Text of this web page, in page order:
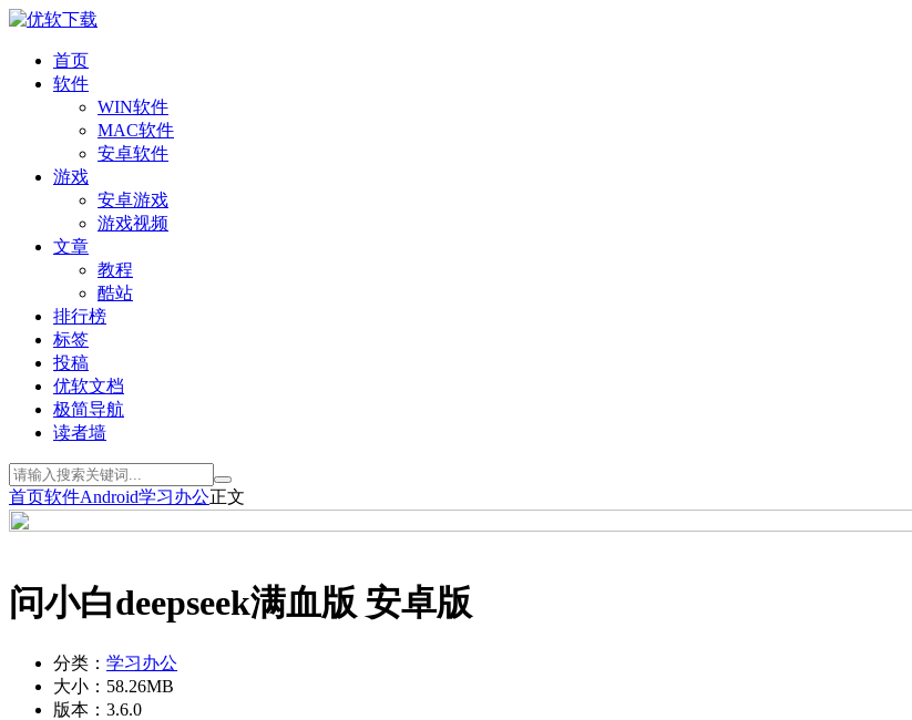
首页
软件
WIN软件
MAC软件
安卓软件
游戏
安卓游戏
游戏视频
文章
教程
酷站
排行榜
标签
投稿
优软文档
极简导航
读者墙
首页软件Android学习办公正文
问小白deepseek满血版 安卓版
分类： 学习办公
大小： 58.26MB
版本： 3.6.0